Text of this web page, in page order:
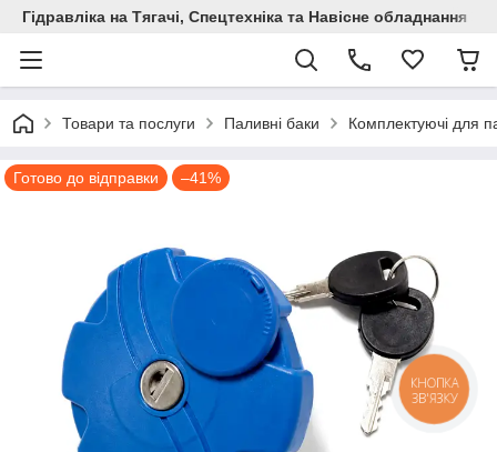
Гідравліка на Тягачі, Спецтехніка та Навісне обладнання
Товари та послуги Паливні баки Комплектуючі для
Готово до відправки –41%
КНОПКА
ЗВ'ЯЗКУ